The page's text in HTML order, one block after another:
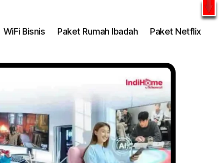
WiFi Bisnis Paket Rumah Ibadah Paket Netflix